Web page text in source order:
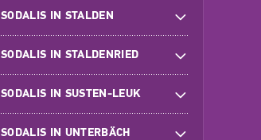
SODALIS IN STALDEN
SODALIS IN STALDENRIED
SODALIS IN SUSTEN-LEUK
SODALIS IN UNTERBÄCH